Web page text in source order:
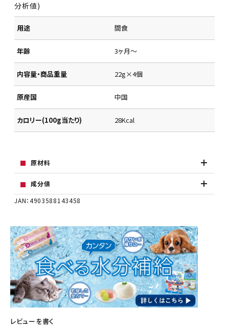
分析値)
用途 間食
年齢 3ヶ月～
内容量・商品重量 22g×4個
原産国 中国
カロリー(100g当たり) 28Kcal
原材料
成分値
JAN：4903588143458
レビューを書く